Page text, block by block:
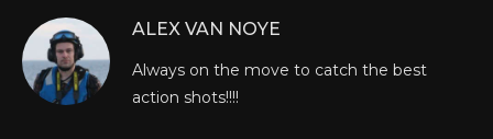
ALEX VAN NOYE
Always on the move to catch the best
action shots!!!!